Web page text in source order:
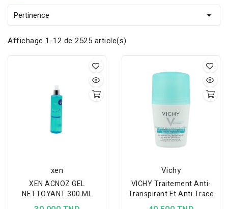
Pertinence 
Affichage 1-12 de 2525 article(s)
xen
XEN ACNOZ GEL
NETTOYANT 300 ML
Vichy
VICHY Traitement Anti-
Transpirant Et Anti Trace